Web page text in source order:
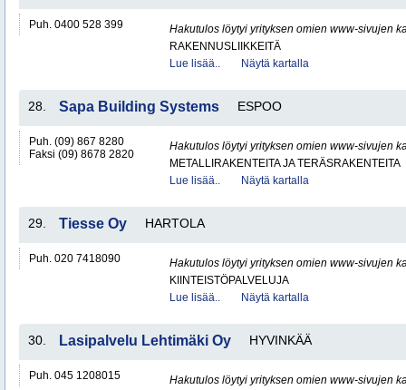
Puh. 0400 528 399
Hakutulos löytyi yrityksen omien www-sivujen
RAKENNUSLIIKKEITÄ
Lue lisää..
Näytä kartalla
28. Sapa Building Systems ESPOO
Puh. (09) 867 8280
Faksi (09) 8678 2820
Hakutulos löytyi yrityksen omien www-sivujen
METALLIRAKENTEITA JA TERÄSRAKENTEITA
Lue lisää..
Näytä kartalla
29. Tiesse Oy HARTOLA
Puh. 020 7418090
Hakutulos löytyi yrityksen omien www-sivujen
KIINTEISTÖPALVELUJA
Lue lisää..
Näytä kartalla
30. Lasipalvelu Lehtimäki Oy HYVINKÄÄ
Puh. 045 1208015
Hakutulos löytyi yrityksen omien www-sivujen